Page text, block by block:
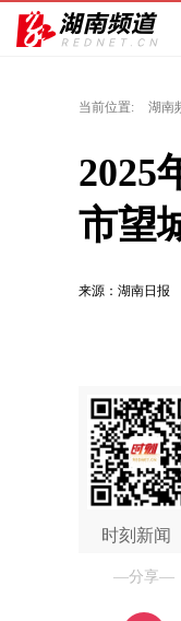
当前位置: 湖南
2025
市望
来源：湖南日报
时刻新闻
—分享—